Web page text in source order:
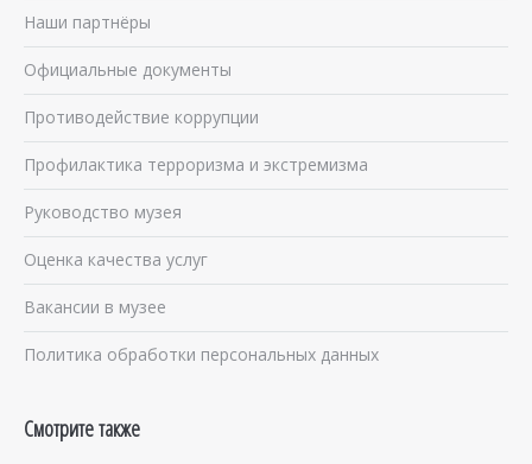
Наши партнёры
Официальные документы
Противодействие коррупции
Профилактика терроризма и экстремизма
Руководство музея
Оценка качества услуг
Вакансии в музее
Политика обработки персональных данных
Смотрите также